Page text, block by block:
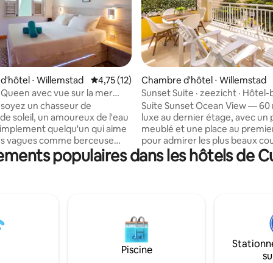
sur la base de 6 commentaires : 5 sur 5
⋅ Willemstad Évaluation moyenne sur la base de 12
4,75 (12)
avec vue sur la mer
un chasseur de
soleil, un amoureux de l'eau
quelqu'un qui aime
vagues comme berceuse
chambres sont faites pour
accès sans clé • Ambiance
juste une touche de couleur
C'est là que l'hôtel urbain
l'escapade à la plage. Le bord
Chambre d'hôtel ⋅ Willemstad
Sunset Suite · zeezicht ·
Bayside
Suite Sunset Ocean View — 60
luxe au dernier étage, avec un
meublé et une place au
pour admirer les plus beaux
soleil de Curaçao. Chambre
avec lit à sommier tapissier de
climatisation. Situé au Blue Bay
Beach Resort, à quelques pas
et du parcours de golf 18 trous.
le plus romantique de la
pour les lunes de miel et les
populaires dans les hôtels de
Piscine